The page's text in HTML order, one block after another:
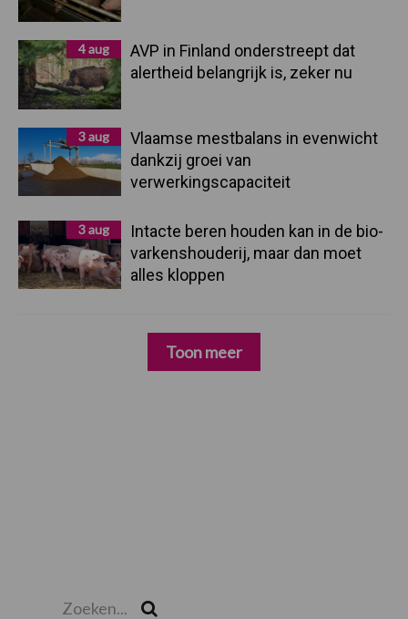
4 aug
AVP in Finland onderstreept dat
alertheid belangrijk is, zeker nu
3 aug
Vlaamse mestbalans in evenwicht
dankzij groei van
verwerkingscapaciteit
3 aug
Intacte beren houden kan in de bio-
varkenshouderij, maar dan moet
alles kloppen
Toon meer